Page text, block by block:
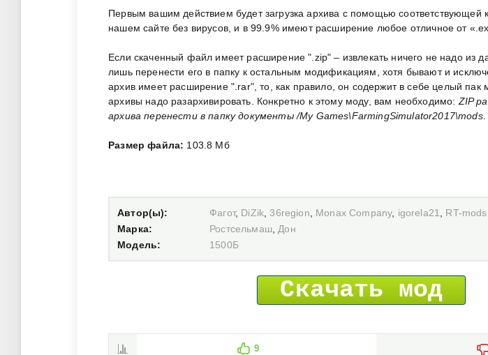
Первым вашим действием будет загрузка архива с помощью
нашем сайте без вирусов, и в 99.9% имеют расширение любое отличное от
Если скаченный файл имеет расширение ".zip" – извлекать ничего не надо из
лишь перенести его в папку к остальным модификациям, хотя бывают и
архив имеет расширение ".rar", то, как правило, он содержит в себе целый пак
архивы надо разархивировать. Конкретно к этому моду, вам необходимо:ZIP
архива перенести в папку документы /My Games\FarmingSimulator2017\mods.
Размер файла: 103.8 Мб
Автор(ы): Фагот, DiZik, 36region, Monax Сompany, igorela21, RT-mods
Марка:
Ростсельмаш,Дон
Модель:
1500Б
Скачать мод
9